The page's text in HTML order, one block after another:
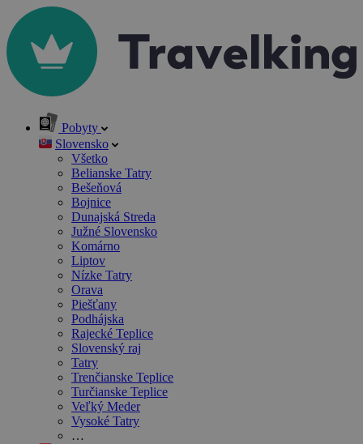
Pobyty
Slovensko
Všetko
Belianske Tatry
Bešeňová
Bojnice
Dunajská Streda
Južné Slovensko
Komárno
Liptov
Nízke Tatry
Orava
Piešťany
Podhájska
Rajecké Teplice
Slovenský raj
Tatry
Trenčianske Teplice
Turčianske Teplice
Veľký Meder
Vysoké Tatry
…